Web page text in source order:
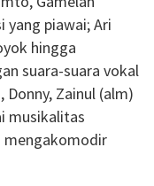
yang piawai; Ari
hingga
suara-suara vokal
Zainul (alm)
musikalitas
mengakomodir